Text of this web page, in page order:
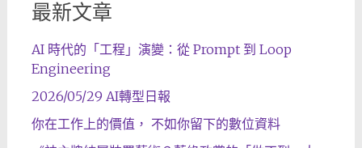
最新文章
AI 時代的「工程」演變：從 Prompt 到 Loop
Engineering
2026/05/29 AI轉型日報
你在工作上的價值， 不如你留下的數位資料